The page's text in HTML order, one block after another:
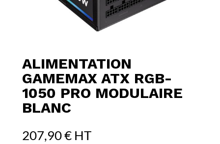
ALIMENTATION
GAMEMAX ATX RGB-
1050 PRO MODULAIRE
BLANC
207,90€ HT